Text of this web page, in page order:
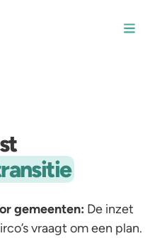
gemeenten: De inzet
vraagt om een plan.